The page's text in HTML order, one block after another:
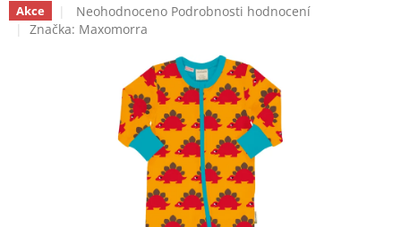
Akce
Průměrné
hodnocení
hvězdiček.
Neohodnoceno Podrobnosti hodnocení
Značka: Maxomorra